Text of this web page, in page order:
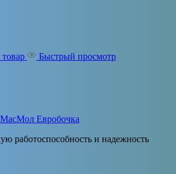
Быстрый просмотр
МасМол Евробочка
работоспособность и надежность